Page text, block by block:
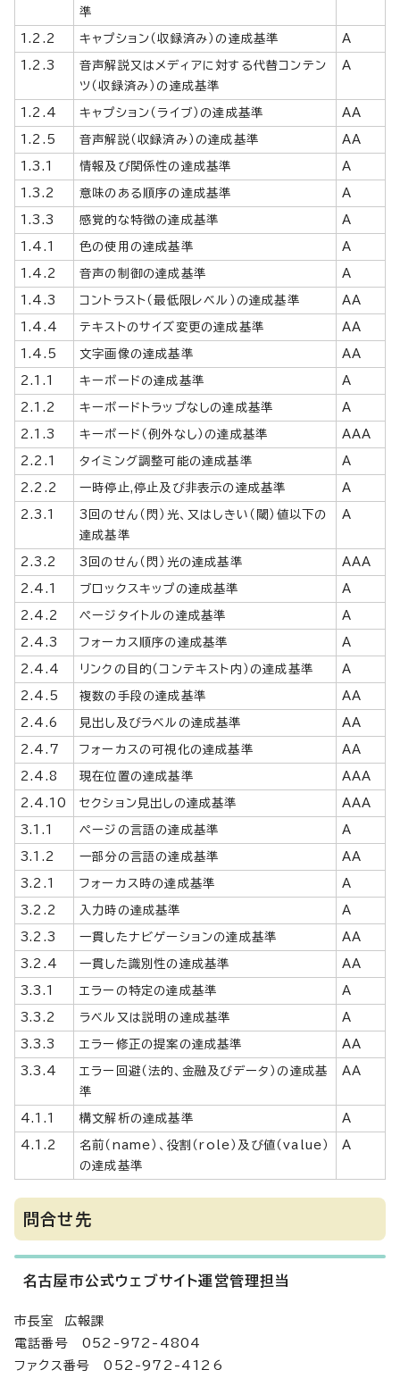
準
1.2.2 キャプション（収録済み）の達成基準 A
1.2.3
音声解説又はメディアに対する代替コンテン
ツ（収録済み）の達成基準
A
1.2.4 キャプション（ライブ）の達成基準 AA
1.2.5 音声解説（収録済み）の達成基準 AA
1.3.1 情報及び関係性の達成基準 A
1.3.2 意味のある順序の達成基準 A
1.3.3 感覚的な特徴の達成基準 A
1.4.1 色の使用の達成基準 A
1.4.2 音声の制御の達成基準 A
1.4.3 コントラスト（最低限レベル）の達成基準 AA
1.4.4 テキストのサイズ変更の達成基準 AA
1.4.5 文字画像の達成基準 AA
2.1.1 キーボードの達成基準 A
2.1.2 キーボードトラップなしの達成基準 A
2.1.3 キーボード（例外なし）の達成基準 AAA
2.2.1 タイミング調整可能の達成基準 A
2.2.2 一時停止,停止及び非表示の達成基準 A
2.3.1
3回のせん（閃）光、又はしきい（閾）値以下の
達成基準
A
2.3.2 3回のせん（閃）光の達成基準 AAA
2.4.1 ブロックスキップの達成基準 A
2.4.2 ページタイトルの達成基準 A
2.4.3 フォーカス順序の達成基準 A
2.4.4 リンクの目的（コンテキスト内）の達成基準 A
2.4.5 複数の手段の達成基準 AA
2.4.6 見出し及びラベルの達成基準 AA
2.4.7 フォーカスの可視化の達成基準 AA
2.4.8 現在位置の達成基準 AAA
2.4.10 セクション見出しの達成基準 AAA
3.1.1 ページの言語の達成基準 A
3.1.2 一部分の言語の達成基準 AA
3.2.1 フォーカス時の達成基準 A
3.2.2 入力時の達成基準 A
3.2.3 一貫したナビゲーションの達成基準 AA
3.2.4 一貫した識別性の達成基準 AA
3.3.1 エラーの特定の達成基準 A
3.3.2 ラベル又は説明の達成基準 A
3.3.3 エラー修正の提案の達成基準 AA
3.3.4
エラー回避（法的、金融及びデータ）の達成基
準
AA
4.1.1 構文解析の達成基準 A
4.1.2
名前（name）、役割（role）及び値（value）
の達成基準
A
問合せ先
名古屋市公式ウェブサイト運営管理担当
市長室 広報課
電話番号 052-972-4804
ファクス番号 052-972-4126